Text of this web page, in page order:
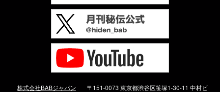
株式会社BABジャパン
〒151-0073 東京都渋谷区笹塚1-30-11 中村ビ